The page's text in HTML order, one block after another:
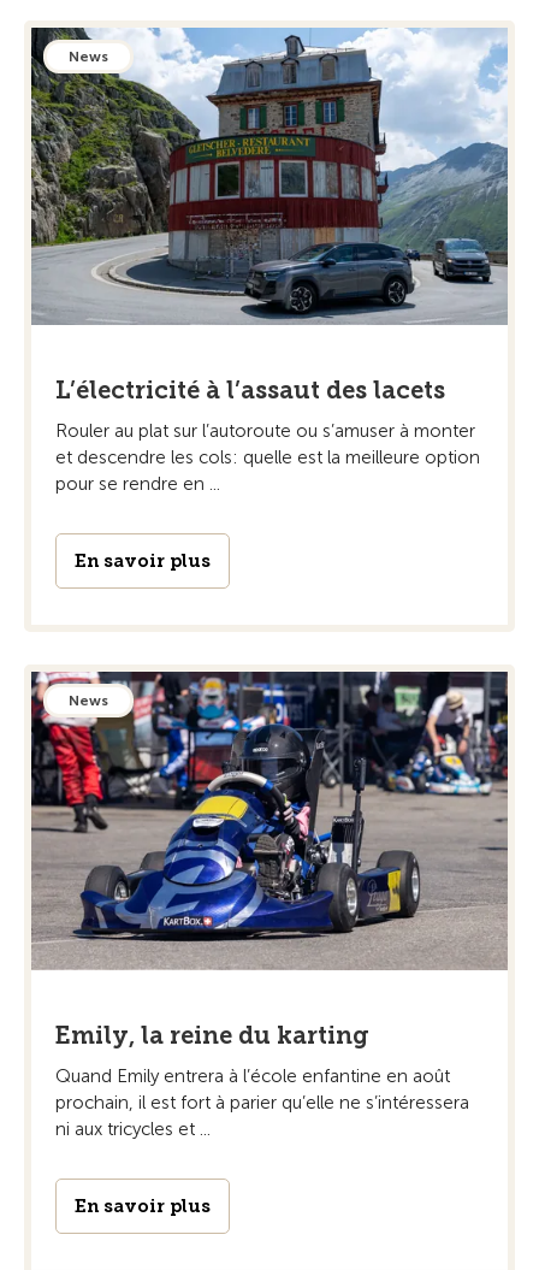
News
L’électricité à l’assaut des lacets
Rouler au plat sur l’autoroute ou s’amuser à monter
et descendre les cols: quelle est la meilleure option
pour se rendre en ...
En savoir plus
News
Emily, la reine du karting
Quand Emily entrera à l’école enfantine en août
prochain, il est fort à parier qu’elle ne s’intéressera
ni aux tricycles et ...
En savoir plus